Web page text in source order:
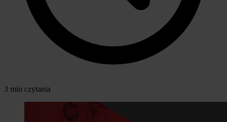
3 min czytania